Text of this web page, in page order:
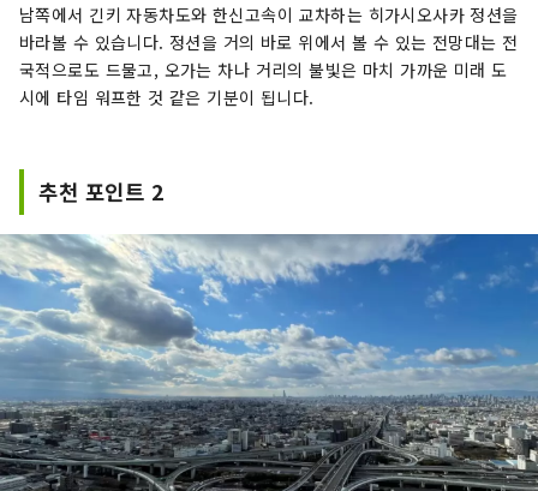
남쪽에서 긴키 자동차도와 한신고속이 교차하는 히가시오사카 정션을
바라볼 수 있습니다. 정션을 거의 바로 위에서 볼 수 있는 전망대는 전
국적으로도 드물고, 오가는 차나 거리의 불빛은 마치 가까운 미래 도
시에 타임 워프한 것 같은 기분이 됩니다.
추천 포인트 2